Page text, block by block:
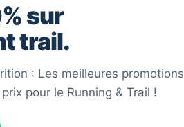
sur
trail.
: Les meilleures promotions
pour le Running & Trail !